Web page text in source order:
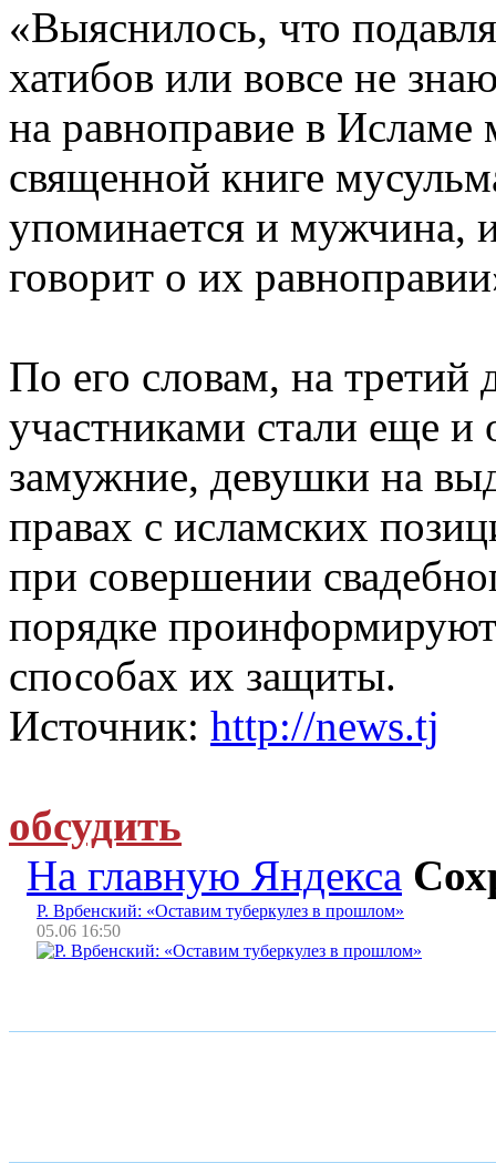
«Выяснилось, что
хатибов или вовсе не
на равноправие в
священной книге
упоминается и мужчина,
говорит о их
По его словам, на третий
участниками стали еще
замужние, девушки на
правах с исламских
при совершении
порядке
способах их защиты.
Источник: http://news.tj
обсудить
На главную Яндекса
Р. Врбенский: «Оставим туберкулез в прошлом»
05.06 16:50